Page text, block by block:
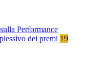
Performance
dei premi 19